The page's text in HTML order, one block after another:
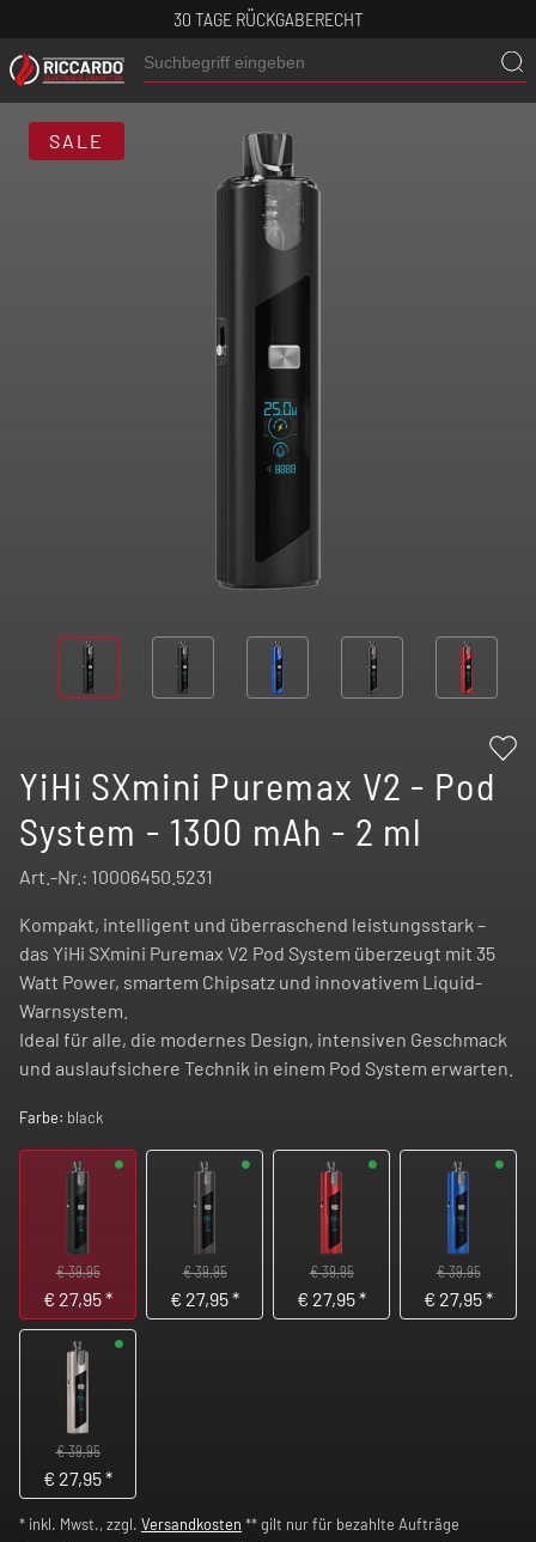
30 TAGE RÜCKGABERECHT
SALE
YiHi SXmini Puremax V2 - Pod
System - 1300 mAh - 2 ml
Art.-Nr.: 10006450.5231
Kompakt, intelligent und überraschend leistungsstark –
das YiHi SXmini Puremax V2 Pod System überzeugt mit 35
Watt Power, smartem Chipsatz und innovativem Liquid-
Warnsystem.
Ideal für alle, die modernes Design, intensiven Geschmack
und auslaufsichere Technik in einem Pod System erwarten.
Farbe: black
€ 39,95
€ 27,95*
€ 39,95
€ 27,95*
€ 39,95
€ 27,95*
€ 39,95
€ 27,95*
€ 39,95
€ 27,95*
* inkl. Mwst., zzgl. Versandkosten ** gilt nur für bezahlte Aufträge